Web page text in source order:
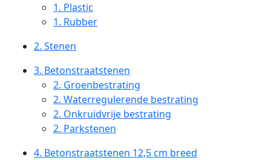
1. Plastic
1. Rubber
2. Stenen
3. Betonstraatstenen
2. Groenbestrating
2. Waterregulerende bestrating
2. Onkruidvrije bestrating
2. Parkstenen
4. Betonstraatstenen 12,5 cm breed